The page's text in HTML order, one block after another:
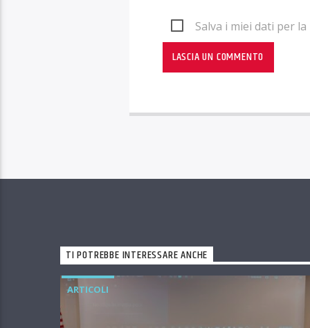
Salva i miei dati per
TI POTREBBE INTERESSARE ANCHE
ARTICOLI